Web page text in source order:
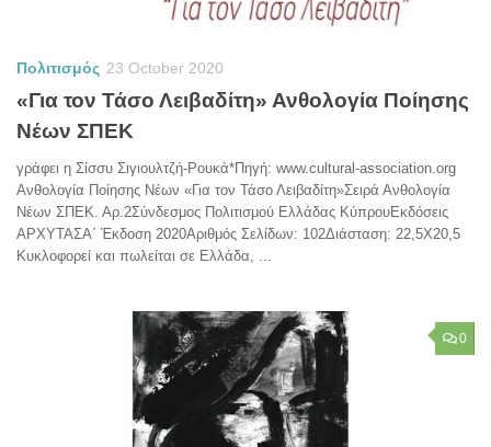
Πολιτισμός 23 October 2020
«Για τον Τάσο Λειβαδίτη» Ανθολογία Ποίησης
Νέων ΣΠΕΚ
γράφει η Σίσσυ Σιγιουλτζή-Ρουκά*Πηγή: www.cultural-association.org
Ανθολογία Ποίησης Νέων «Για τον Τάσο Λειβαδίτη»Σειρά Ανθολογία
Νέων ΣΠΕΚ. Αρ.2Σύνδεσμος Πολιτισμού Ελλάδας ΚύπρουΕκδόσεις
ΑΡΧΥΤΑΣΑ΄ Έκδοση 2020Αριθμός Σελίδων: 102Διάσταση: 22,5Χ20,5
Κυκλοφορεί και πωλείται σε Ελλάδα, ...
0